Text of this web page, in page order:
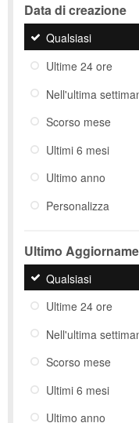
Data di creazione
Qualsiasi
Ultime 24 ore
Nell'ultima
Scorso mese
Ultimi 6 mesi
Ultimo anno
Personalizza
Ultimo
Qualsiasi
Ultime 24 ore
Nell'ultima
Scorso mese
Ultimi 6 mesi
Ultimo anno